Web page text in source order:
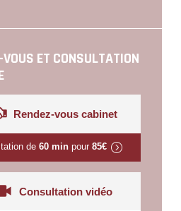
ET CONSULTATION
Rendez-vous cabinet
de 60 minpour 85€
Consultation vidéo